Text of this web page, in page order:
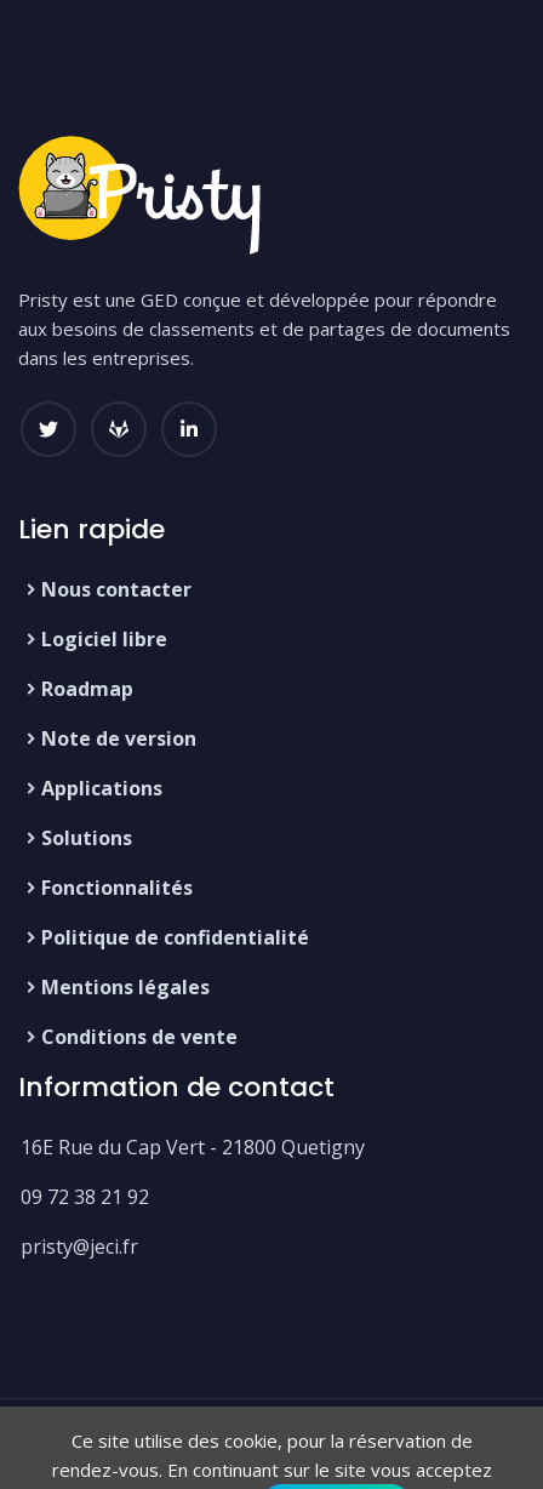
Pristy est une GED conçue et développée pour répondre
aux besoins de classements et de partages de documents
dans les entreprises.
Lien rapide
Nous contacter
Logiciel libre
Roadmap
Note de version
Applications
Solutions
Fonctionnalités
Politique de confidentialité
Mentions légales
Conditions de vente
Information de contact
16E Rue du Cap Vert - 21800 Quetigny
09 72 38 21 92
pristy@jeci.fr
Pristy, logiciel 100% libre et fabriqué en France 🇫🇷
Copyright Pristy 2026 - Design parThemefisher&
Ce site utilise des cookie, pour la réservation de
rendez-vous. En continuant sur le site vous acceptez